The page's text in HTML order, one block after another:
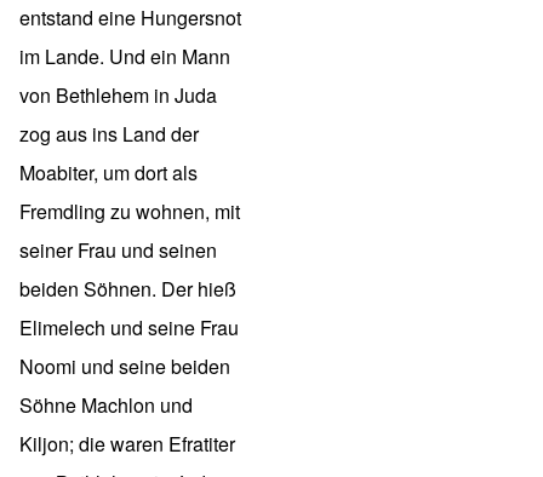
entstand eine Hungersnot
im Lande. Und ein Mann
von Bethlehem in Juda
zog aus ins Land der
Moabiter, um dort als
Fremdling zu wohnen, mit
seiner Frau und seinen
beiden Söhnen. Der hieß
Elimelech und seine Frau
Noomi und seine beiden
Söhne Machlon und
Kiljon; die waren Efratiter